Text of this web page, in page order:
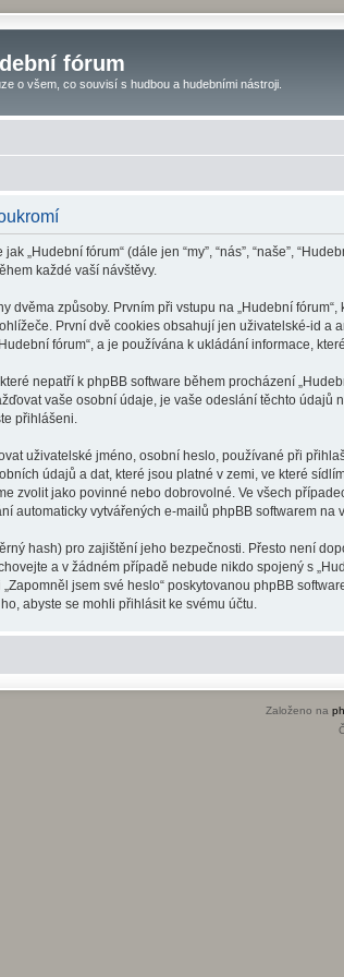
fórum
o všem, co souvisí s hudbou a hudebními nástroji.
„Hudební fórum“ (dále jen “my”, “nás”, “naše”,
každé vaší návštěvy.
dvěma způsoby. Prvním při vstupu na „Hudební
První dvě cookies obsahují jen uživatelské-id a
fórum“, a je používána k ukládání informace,
nepatří k phpBB software během procházení
vaše osobní údaje, je vaše odeslání těchto
přihlášeni.
uživatelské jméno, osobní heslo, používané při
údajů a dat, které jsou platné v zemi, ve které
zvolit jako povinné nebo dobrovolné. Ve všech
automaticky vytvářených e-mailů phpBB softwarem na
hash) pro zajištění jeho bezpečnosti. Přesto není
a v žádném případě nebude nikdo spojený s
jsem své heslo“ poskytovanou phpBB
abyste se mohli přihlásit ke svému účtu.
Založeno na